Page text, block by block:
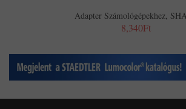
Adapter Számológépekhez,
8,340Ft